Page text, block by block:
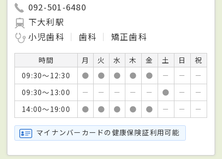
092-501-6480
下大利駅
小児歯科
歯科 矯正歯科
時間 月 火 水 木 金 土 日
祝
09:30～12:30
● ● ● ● ● － －
－
09:30～13:00
－ － － － － ● －
－
14:00～19:00
● ● ● ● ● － － －
マイナンバーカードの健康保険証利用可能